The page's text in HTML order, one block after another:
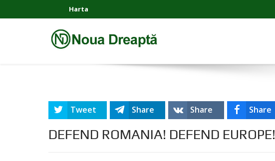
Harta
Tweet Share Share Share
DEFEND ROMANIA! DEFEND EUROPE!